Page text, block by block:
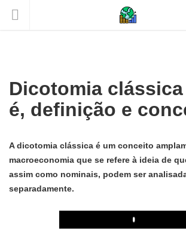
Dicotomia
é, definição e
A dicotomia clássica é um conceito
macroeconomia que se refere à ideia de
assim como nominais, podem ser
separadamente.
Play